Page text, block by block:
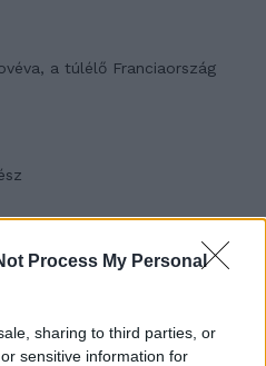
Process My Personal
sharing to third parties, or
sensitive information for
a túlélő Franciaország